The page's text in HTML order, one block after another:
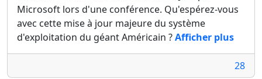
Microsoft lors d'une conférence. Qu'espérez-vous
avec cette mise à jour majeure du système
d'exploitation du géant Américain ?Afficher plus
28